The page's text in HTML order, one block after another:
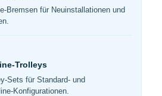
Bremsen für Neuinstallationen und
Trolleys
Sets für Standard- und
Konfigurationen.